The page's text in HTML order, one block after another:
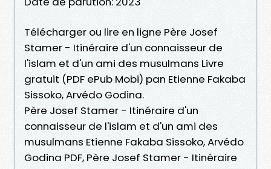
Télécharger ou lire en ligne Père Josef
Stamer - Itinéraire d'un connaisseur de
l'islam et d'un ami des musulmans Livre
gratuit (PDF ePub Mobi) pan Etienne Fakaba
Sissoko, Arvédo Godina.
Père Josef Stamer - Itinéraire d'un
connaisseur de l'islam et d'un ami des
musulmans Etienne Fakaba Sissoko, Arvédo
Godina PDF, Père Josef Stamer - Itinéraire